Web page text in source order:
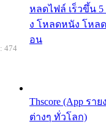
หลดไฟล์ เร็วขึ้น 5
ง โหลดหนัง โหล
อน
Thscore (App ร
ต่างๆ ทั่วโลก)
474